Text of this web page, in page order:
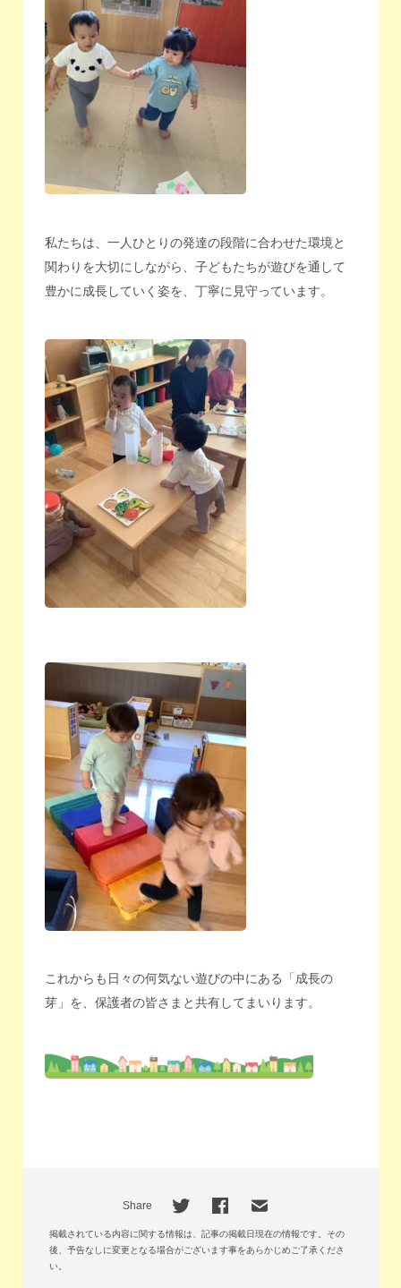
私たちは、一人ひとりの発達の段階に合わせた環境と
関わりを大切にしながら、子どもたちが遊びを通して
豊かに成長していく姿を、丁寧に見守っています。
これからも日々の何気ない遊びの中にある「成長の
芽」を、保護者の皆さまと共有してまいります。
Share
掲載されている内容に関する情報は、記事の掲載日現在の情報です。 その
後、予告なしに変更となる場合がございます事をあらかじめご了承くださ
い。